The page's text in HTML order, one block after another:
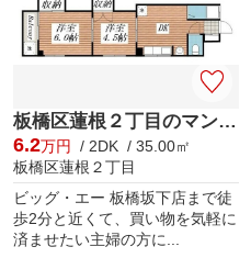
板橋区蓮根２丁目のマンション
6.2万円 / 2DK / 35.00㎡
板橋区蓮根２丁目
ビッグ・エー 板橋坂下店まで徒
歩2分と近くて、買い物を気軽に
済ませたい主婦の方に...